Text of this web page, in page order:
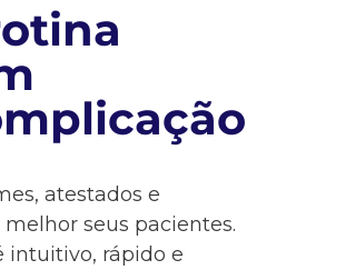
atestados e
seus pacientes.
intuitivo, rápido e